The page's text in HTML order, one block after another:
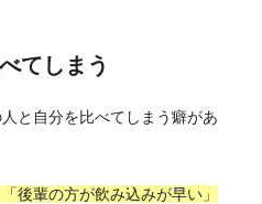
てしまう
と自分を比べてしまう癖があ
後輩の方が飲み込みが早い」